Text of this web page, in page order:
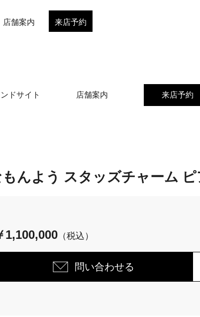
ドサイト 店舗案内 来店予約
店舗案内 来店予約
んよう スタッズチャーム ピ
1,100,000
問い合わせる